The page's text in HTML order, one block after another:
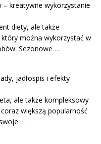
– kreatywne wykorzystanie
diety, ale także
który można wykorzystać w
Sezonowe …
jadłospis i efekty
ale także kompleksowy
większą popularność
…